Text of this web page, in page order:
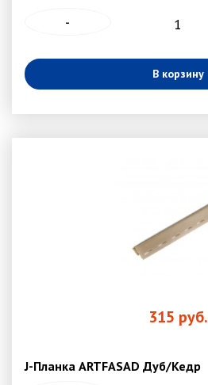
-
В корзину
315 руб.
J-Планка ARTFASAD Дуб/Кедр